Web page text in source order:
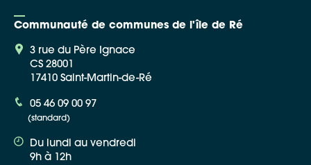
Communauté de communes de l'île de Ré
3 rue du Père Ignace
CS 28001
17410 Saint-Martin-de-Ré
05 46 09 00 97
(standard)
Du lundi au vendredi
9h à 12h
Apple Plans